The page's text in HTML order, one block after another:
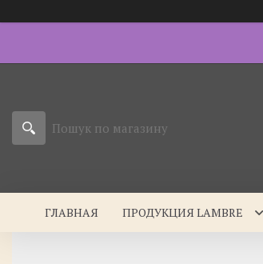
ГЛАВНАЯ ПРОДУКЦИЯ LAMBRE